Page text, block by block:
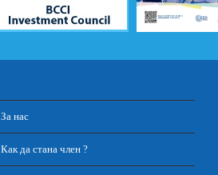
За нас
Как да стана член ?